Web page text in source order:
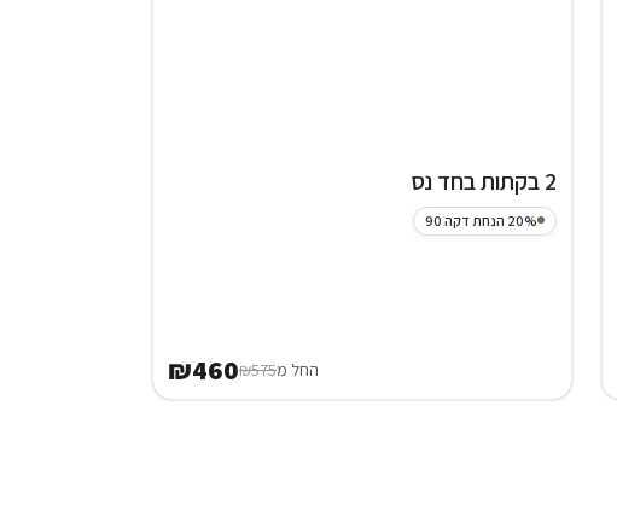
2 בקתות בחד נס
20% הנחת דקה 90
החל מ₪575
₪460